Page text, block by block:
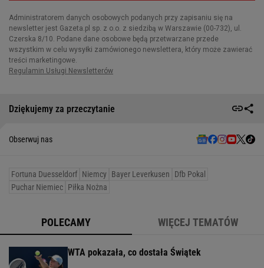
Dziękujemy za przeczytanie
Obserwuj nas
Fortuna Duesseldorf Niemcy Bayer Leverkusen
Dfb Pokal
Puchar Niemiec Piłka Nożna
POLECAMY WIĘCEJ TEMATÓW
WTA pokazała, co dostała Świątek